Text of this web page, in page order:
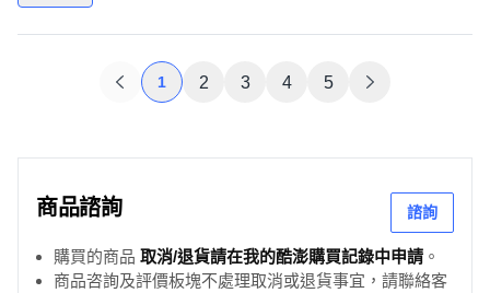
1 2 3 4 5
商品諮詢 諮詢
購買的商品 取消/退貨請在我的酷澎購買記錄中申請 。
商品咨詢及評價板塊不處理取消或退貨事宜，請聯絡客